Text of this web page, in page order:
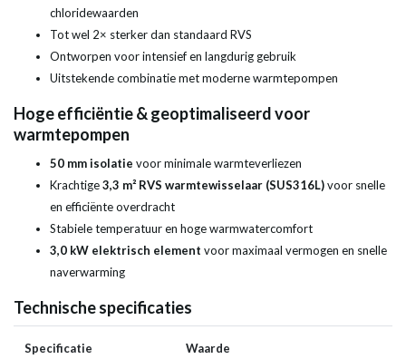
chloridewaarden
Tot wel 2× sterker dan standaard RVS
Ontworpen voor intensief en langdurig gebruik
Uitstekende combinatie met moderne warmtepompen
Hoge efficiëntie & geoptimaliseerd voor
warmtepompen
50 mm isolatie voor minimale warmteverliezen
Krachtige3,3 m² RVS warmtewisselaar (SUS316L)voor snelle
en efficiënte overdracht
Stabiele temperatuur en hoge warmwatercomfort
3,0 kW elektrisch element voor maximaal vermogen en snelle
naverwarming
Technische specificaties
Specificatie Waarde